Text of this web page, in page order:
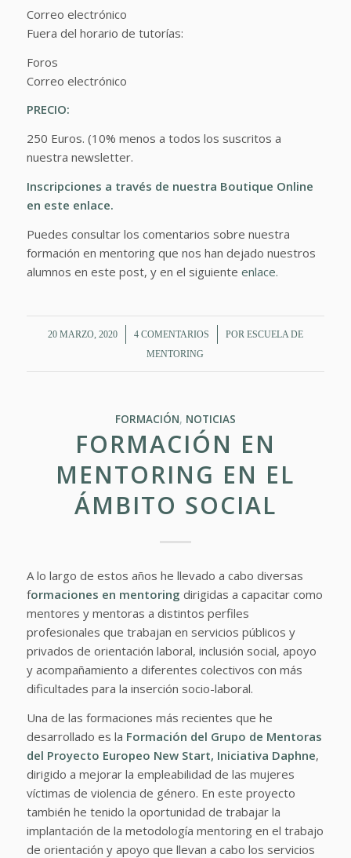
Correo electrónico
Fuera del horario de tutorías:
Foros
Correo electrónico
PRECIO:
250 Euros. (10% menos a todos los suscritos a
nuestra newsletter.
Inscripciones a través de nuestra Boutique Online
en este enlace.
Puedes consultar los comentarios sobre nuestra
formación en mentoring que nos han dejado nuestros
alumnos en este post, y en el siguiente enlace.
20 MARZO, 2020
/ 4 COMENTARIOS
/ POR ESCUELA DE
MENTORING
FORMACIÓN, NOTICIAS
FORMACIÓN EN
MENTORING EN EL
ÁMBITO SOCIAL
A lo largo de estos años he llevado a cabo diversas
formaciones en mentoring dirigidas a capacitar como
mentores y mentoras a distintos perfiles
profesionales que trabajan en servicios públicos y
privados de orientación laboral, inclusión social, apoyo
y acompañamiento a diferentes colectivos con más
dificultades para la inserción socio-laboral.
Una de las formaciones más recientes que he
desarrollado es la Formación del Grupo de Mentoras
del Proyecto Europeo New Start, Iniciativa Daphne,
dirigido a mejorar la empleabilidad de las mujeres
víctimas de violencia de género. En este proyecto
también he tenido la oportunidad de trabajar la
implantación de la metodología mentoring en el trabajo
de orientación y apoyo que llevan a cabo los servicios